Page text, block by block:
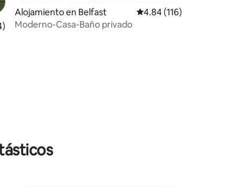
promedio: 4.99 de 5, 104 reseñas
Alojamiento en Belfast Calificación promedio:
4.84 (116)
Moderno-Casa-Baño privado